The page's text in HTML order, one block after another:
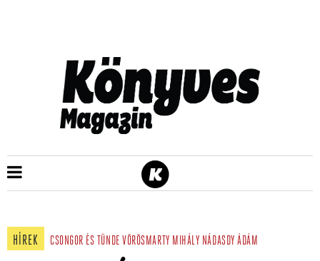
HÍREK CSONGOR ÉS TÜNDE VÖRÖSMARTY MIHÁLY NÁDASDY ÁDÁM